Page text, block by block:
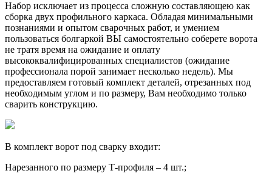
Набор исключает из процесса сложную составляющею как
сборка двух профильного каркаса. Обладая минимальными
познаниями и опытом сварочных работ, и умением
пользоваться болгаркой ВЫ самостоятельно соберете ворота
не тратя время на ожидание и оплату
высококвалифицированных специалистов (ожидание
профессионала порой занимает несколько недель). Мы
предоставляем готовый комплект деталей, отрезанных под
необходимым углом и по размеру, Вам необходимо только
сварить конструкцию.
В комплект ворот под сварку входит:
Нарезанного по размеру Т-профиля – 4 шт.;